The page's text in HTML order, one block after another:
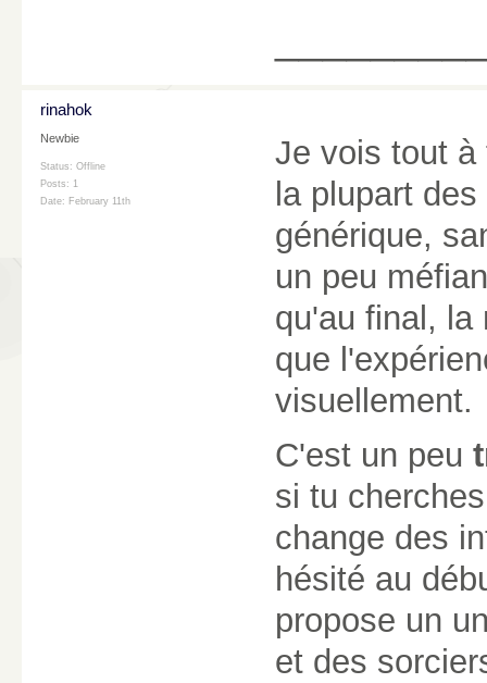
rinahok
Newbie
Status: Offline
Posts: 1
Date: February 11th
Je vois tout à
la plupart
générique,
un peu
qu'au final, la
que
visuellement.
C'est un peu
si tu
change des
hésité au
propose un
et des